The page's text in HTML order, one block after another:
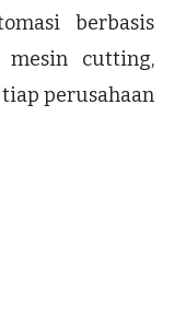
berbasis
cutting,
perusahaan